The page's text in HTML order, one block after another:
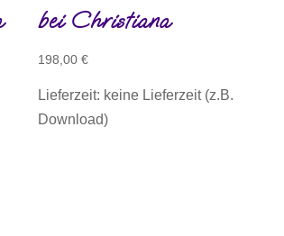
bei Christiana
198,00 €
Lieferzeit: keine Lieferzeit (z.B.
Download)